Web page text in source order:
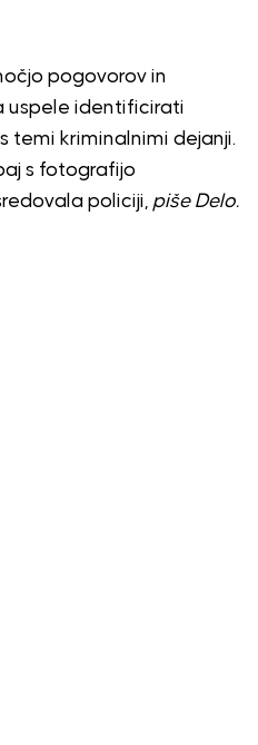
pogovorov in
uspele identificirati
temi kriminalnimi dejanji.
s fotografijo
policiji, piše Delo.